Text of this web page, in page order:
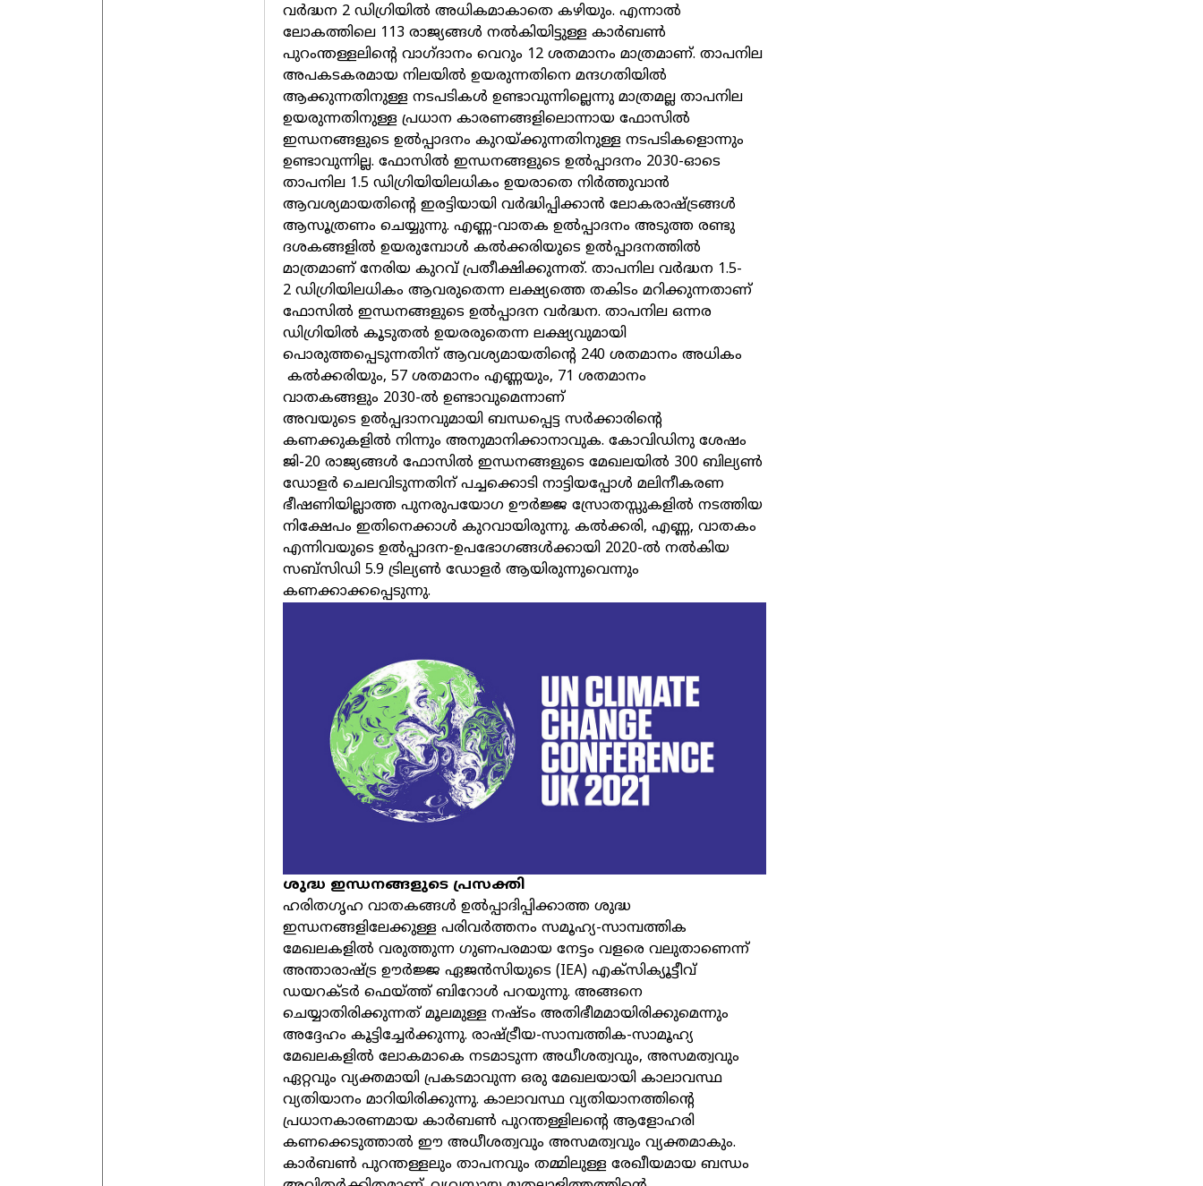
വര്‍ദ്ധന 2 ഡിഗ്രിയില്‍ അധികമാകാതെ കഴിയും. എന്നാല്‍
ലോകത്തിലെ 113 രാജ്യങ്ങള്‍ നല്‍കിയിട്ടുള്ള കാര്‍ബണ്‍
പുറംന്തള്ളലിന്റെ വാഗ്ദാനം വെറും 12 ശതമാനം മാത്രമാണ്. താപനില
അപകടകരമായ നിലയില്‍ ഉയരുന്നതിനെ മന്ദഗതിയില്‍
ആക്കുന്നതിനുള്ള നടപടികള്‍ ഉണ്ടാവുന്നില്ലെന്നു മാത്രമല്ല താപനില
ഉയരുന്നതിനുള്ള പ്രധാന കാരണങ്ങളിലൊന്നായ ഫോസില്‍
ഇന്ധനങ്ങളുടെ ഉല്‍പ്പാദനം കുറയ്ക്കുന്നതിനുള്ള നടപടികളൊന്നും
ഉണ്ടാവുന്നില്ല. ഫോസില്‍ ഇന്ധനങ്ങളുടെ ഉല്‍പ്പാദനം 2030-ഓടെ
താപനില 1.5 ഡിഗ്രിയിയിലധികം ഉയരാതെ നിര്‍ത്തുവാന്‍
ആവശ്യമായതിന്റെ ഇരട്ടിയായി വര്‍ദ്ധിപ്പിക്കാന്‍ ലോകരാഷ്ട്രങ്ങള്‍
ആസൂത്രണം ചെയ്യുന്നു. എണ്ണ-വാതക ഉല്‍പ്പാദനം അടുത്ത രണ്ടു
ദശകങ്ങളില്‍ ഉയരുമ്പോള്‍ കല്‍ക്കരിയുടെ ഉല്‍പ്പാദനത്തില്‍
മാത്രമാണ് നേരിയ കുറവ് പ്രതീക്ഷിക്കുന്നത്. താപനില വര്‍ദ്ധന 1.5-
2 ഡിഗ്രിയിലധികം ആവരുതെന്ന ലക്ഷ്യത്തെ തകിടം മറിക്കുന്നതാണ്
ഫോസില്‍ ഇന്ധനങ്ങളുടെ ഉല്‍പ്പാദന വര്‍ദ്ധന. താപനില ഒന്നര
ഡിഗ്രിയില്‍ കൂടുതല്‍ ഉയരരുതെന്ന ലക്ഷ്യവുമായി
പൊരുത്തപ്പെടുന്നതിന് ആവശ്യമായതിന്റെ 240 ശതമാനം അധികം
കല്‍ക്കരിയും, 57 ശതമാനം എണ്ണയും, 71 ശതമാനം
വാതകങ്ങളും 2030-ല്‍ ഉണ്ടാവുമെന്നാണ്
അവയുടെ ഉല്‍പ്പദാനവുമായി ബന്ധപ്പെട്ട സര്‍ക്കാരിന്റെ
കണക്കുകളില്‍ നിന്നും അനുമാനിക്കാനാവുക. കോവിഡിനു ശേഷം
ജി-20 രാജ്യങ്ങള്‍ ഫോസില്‍ ഇന്ധനങ്ങളുടെ മേഖലയില്‍ 300 ബില്യണ്‍
ഡോളര്‍ ചെലവിടുന്നതിന് പച്ചക്കൊടി നാട്ടിയപ്പോള്‍ മലിനീകരണ
ഭീഷണിയില്ലാത്ത പുനരുപയോഗ ഊര്‍ജ്ജ സ്രോതസ്സുകളില്‍ നടത്തിയ
നിക്ഷേപം ഇതിനെക്കാള്‍ കുറവായിരുന്നു. കല്‍ക്കരി, എണ്ണ, വാതകം
എന്നിവയുടെ ഉല്‍പ്പാദന-ഉപഭോഗങ്ങള്‍ക്കായി 2020-ല്‍ നല്‍കിയ
സബ്‌സിഡി 5.9 ട്രില്യണ്‍ ഡോളര്‍ ആയിരുന്നുവെന്നും
കണക്കാക്കപ്പെടുന്നു.
ശുദ്ധ ഇന്ധനങ്ങളുടെ പ്രസക്തി
ഹരിതഗൃഹ വാതകങ്ങള്‍ ഉല്‍പ്പാദിപ്പിക്കാത്ത ശുദ്ധ
ഇന്ധനങ്ങളിലേക്കുള്ള പരിവര്‍ത്തനം സമൂഹ്യ-സാമ്പത്തിക
മേഖലകളില്‍ വരുത്തുന്ന ഗുണപരമായ നേട്ടം വളരെ വലുതാണെന്ന്
അന്താരാഷ്ട്ര ഊര്‍ജ്ജ ഏജന്‍സിയുടെ (IEA) എക്‌സിക്യൂട്ടീവ്
ഡയറക്ടര്‍ ഫെയ്ത്ത് ബിറോള്‍ പറയുന്നു. അങ്ങനെ
ചെയ്യാതിരിക്കുന്നത് മൂലമുള്ള നഷ്ടം അതിഭീമമായിരിക്കുമെന്നും
അദ്ദേഹം കൂട്ടിച്ചേര്‍ക്കുന്നു. രാഷ്ട്രീയ-സാമ്പത്തിക-സാമൂഹ്യ
മേഖലകളില്‍ ലോകമാകെ നടമാടുന്ന അധീശത്വവും, അസമത്വവും
ഏറ്റവും വ്യക്തമായി പ്രകടമാവുന്ന ഒരു മേഖലയായി കാലാവസ്ഥ
വ്യതിയാനം മാറിയിരിക്കുന്നു. കാലാവസ്ഥ വ്യതിയാനത്തിന്റെ
പ്രധാനകാരണമായ കാര്‍ബണ്‍ പുറന്തള്ളിലന്റെ ആളോഹരി
കണക്കെടുത്താല്‍ ഈ അധീശത്വവും അസമത്വവും വ്യക്തമാകും.
കാര്‍ബണ്‍ പുറന്തള്ളലും താപനവും തമ്മിലുള്ള രേഖീയമായ ബന്ധം